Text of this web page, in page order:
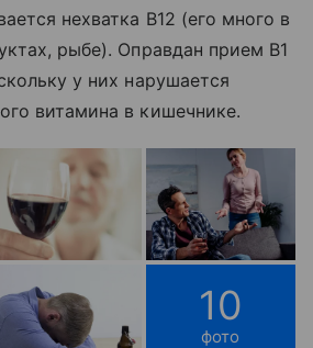
нехватка В12 (его много в
рыбе). Оправдан прием В1
у них нарушается
витамина в кишечнике.
10
фото